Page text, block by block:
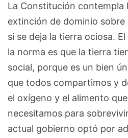
La Constitución contempla
extinción de dominio sobre
si se deja la tierra ociosa.
la norma es que la tierra
social, porque es un bien
que todos compartimos y
el oxígeno y el alimento
necesitamos para
actual gobierno optó por